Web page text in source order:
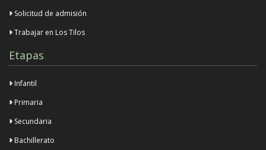
Solicitud de admisión
Trabajar en Los Tilos
Etapas
Infantil
Primaria
Secundaria
Bachillerato